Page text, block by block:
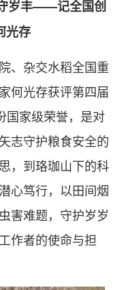
岁丰——记全国创
光存
、杂交水稻全国重
何光存获评第四届
国家级荣誉，是对
志守护粮食安全的
，到珞珈山下的科
心笃行，以田间烟
害难题，守护岁岁
作者的使命与担